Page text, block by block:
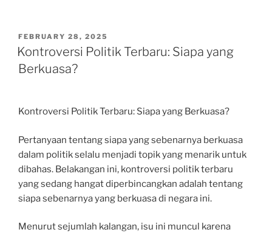
POSTED
ON
FEBRUARY 28, 2025
Kontroversi Politik Terbaru: Siapa yang
Berkuasa?
Kontroversi Politik Terbaru: Siapa yang Berkuasa?
Pertanyaan tentang siapa yang sebenarnya berkuasa
dalam politik selalu menjadi topik yang menarik untuk
dibahas. Belakangan ini, kontroversi politik terbaru
yang sedang hangat diperbincangkan adalah tentang
siapa sebenarnya yang berkuasa di negara ini.
Menurut sejumlah kalangan, isu ini muncul karena